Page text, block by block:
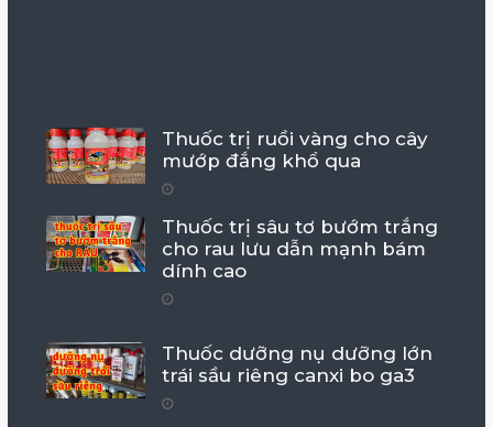
Thuốc trị ruồi vàng cho cây
mướp đắng khổ qua
Thuốc trị sâu tơ bướm trắng
cho rau lưu dẫn mạnh bám
dính cao
Thuốc dưỡng nụ dưỡng lớn
trái sầu riêng canxi bo ga3